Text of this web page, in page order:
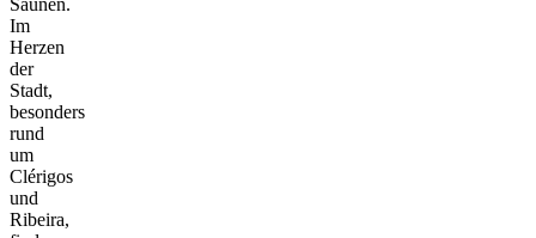
Im
Herzen
der
Stadt,
besonders
rund
um
Clérigos
und
Ribeira,